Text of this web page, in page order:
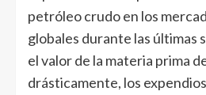
petróleo crudo en los
globales durante las últimas
el valor de la materia prima
drásticamente, los